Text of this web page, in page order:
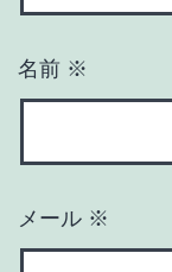
名前 ※
メール ※